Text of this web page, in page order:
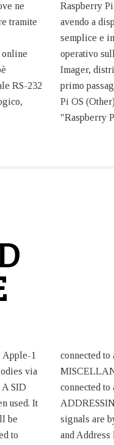
ne
tramite
online
RS-232
Raspberry
avendo a
semplice e
operativo
Imager,
primo
Pi OS
"Raspberry
Apple-1
via
SID
used. It
be
to
connected to
connected to
signals are
and Address